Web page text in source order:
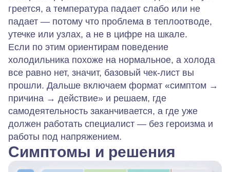
греется, а температура падает слабо или не
падает — потому что проблема в теплоотводе,
утечке или узлах, а не в цифре на шкале.
Если по этим ориентирам поведение
холодильника похоже на нормальное, а холода
все равно нет, значит, базовый чек‑лист вы
прошли. Дальше включаем формат «симптом →
причина → действие» и решаем, где
самодеятельность заканчивается, а где уже
должен работать специалист — без героизма и
работы под напряжением.
Симптомы и решения